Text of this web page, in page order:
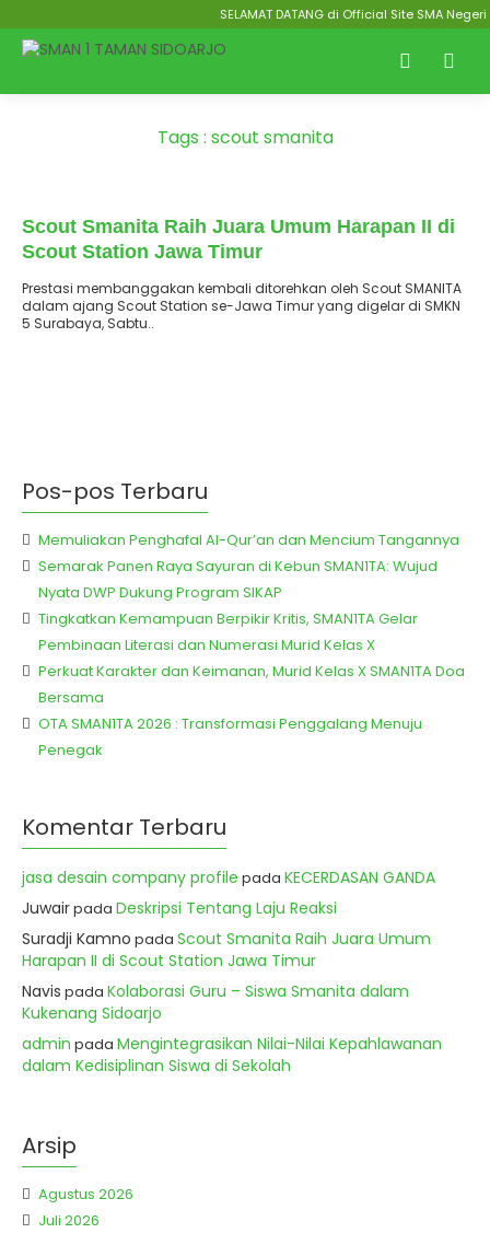
SELAMAT DATANG di Official Site SMA
Tags : scout smanita
Scout Smanita Raih Juara Umum Harapan II di
Scout Station Jawa Timur
Prestasi membanggakan kembali ditorehkan oleh Scout SMANITA
dalam ajang Scout Station se-Jawa Timur yang digelar di SMKN
5 Surabaya, Sabtu..
Pos-pos Terbaru
Memuliakan Penghafal Al-Qur’an dan Mencium Tangannya
Semarak Panen Raya Sayuran di Kebun SMAN1TA: Wujud
Nyata DWP Dukung Program SIKAP
Tingkatkan Kemampuan Berpikir Kritis, SMAN1TA Gelar
Pembinaan Literasi dan Numerasi Murid Kelas X
Perkuat Karakter dan Keimanan, Murid Kelas X SMAN1TA Doa
Bersama
OTA SMAN1TA 2026 : Transformasi Penggalang Menuju
Penegak
Komentar Terbaru
jasa desain company profile pada KECERDASAN GANDA
Juwairpada Deskripsi Tentang Laju Reaksi
Suradji Kamno pada Scout Smanita Raih Juara Umum
Harapan II di Scout Station Jawa Timur
Navis pada Kolaborasi Guru – Siswa Smanita dalam
Kukenang Sidoarjo
admin pada Mengintegrasikan Nilai-Nilai Kepahlawanan
dalam Kedisiplinan Siswa di Sekolah
Arsip
Agustus 2026
Juli 2026